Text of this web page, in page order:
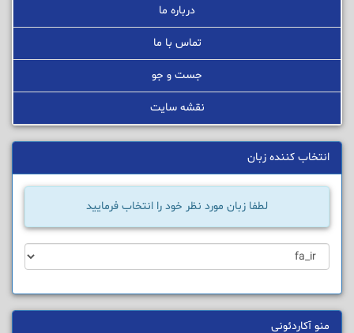
درباره ما
تماس با ما
جست و جو
نقشه سایت
انتخاب کننده زبان
لطفا زبان مورد نظر خود را انتخاب فرمایید
منو آکاردئونی